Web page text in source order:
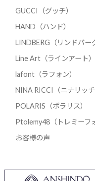
GUCCI（グッチ）
HAND（ハンド）
LINDBERG（リンドバー
Line Art（ラインアート）
lafont（ラフォン）
NINA RICCI（ニナリッチ
POLARIS（ポラリス）
Ptolemy48（トレミーフ
お客様の声